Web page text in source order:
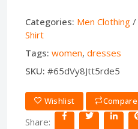
Categories: Men Clothing /
Shirt
Tags: women, dresses
SKU: #65dVy8Jtt5rde5
Wishlist Compare
Share: